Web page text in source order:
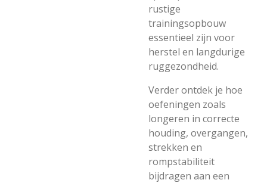
rustige
trainingsopbouw
essentieel zijn voor
herstel en langdurige
ruggezondheid.
Verder ontdek je hoe
oefeningen zoals
longeren in correcte
houding, overgangen,
strekken en
rompstabiliteit
bijdragen aan een